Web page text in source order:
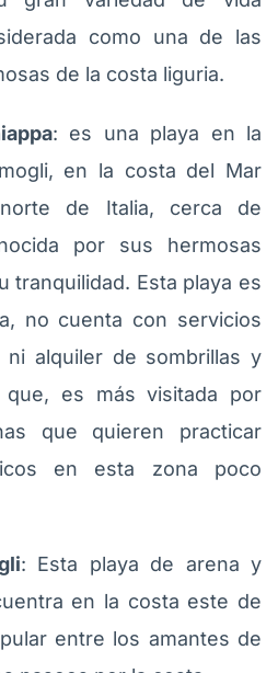
como una de las
de la costa liguria.
: es una playa en la
en la costa del Mar
de Italia, cerca de
por sus hermosas
tranquilidad. Esta playa es
no cuenta con servicios
ni alquiler de sombrillas y
que, es más visitada por
que quieren practicar
en esta zona poco
: Esta playa de arena y
en la costa este de
entre los amantes de